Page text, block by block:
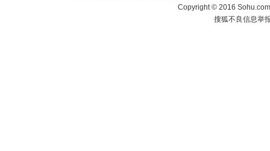
Copyright©2016
搜狐不良信息举